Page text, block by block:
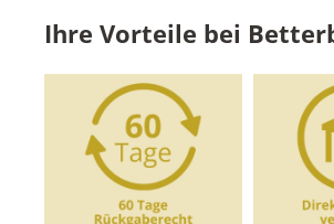
Ihre Vorteile bei